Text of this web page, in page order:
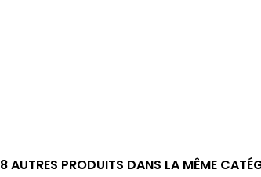
8 AUTRES PRODUITS DANS LA MÊME